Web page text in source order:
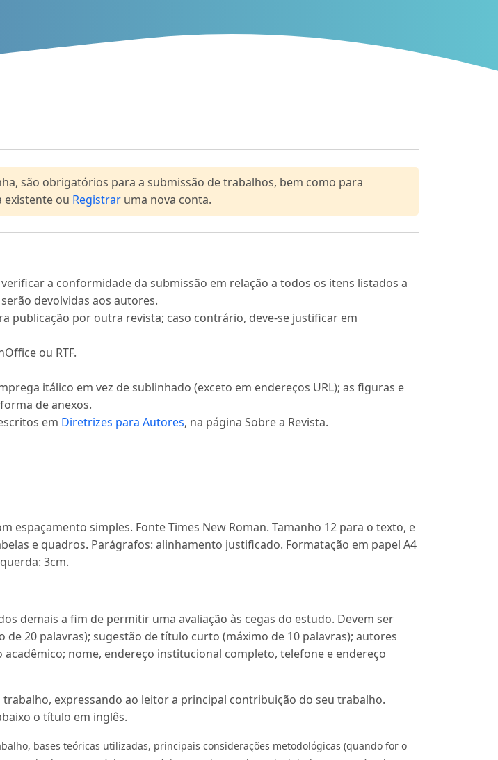
são obrigatórios para a submissão de trabalhos, bem como para
existente ou Registrar uma nova conta.
a conformidade da submissão em relação a todos os itens listados a
devolvidas aos autores.
publicação por outra revista; caso contrário, deve-se justificar em
ou RTF.
itálico em vez de sublinhado (exceto em endereços URL); as figuras e
de anexos.
em Diretrizes para Autores, na página Sobre a Revista.
espaçamento simples. Fonte Times New Roman. Tamanho 12 para o texto, e
e quadros. Parágrafos: alinhamento justificado. Formatação em papel A4
3cm.
demais a fim de permitir uma avaliação às cegas do estudo. Devem ser
20 palavras); sugestão de título curto (máximo de 10 palavras); autores
nome, endereço institucional completo, telefone e endereço
expressando ao leitor a principal contribuição do seu trabalho.
o título em inglês.
bases teóricas utilizadas, principais considerações metodológicas (quando for o